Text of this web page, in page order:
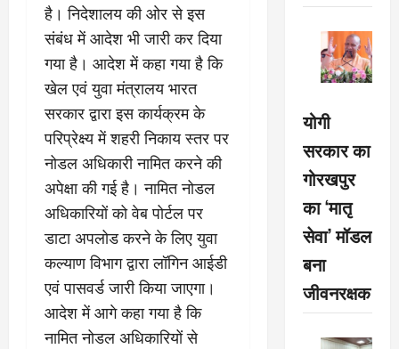
है। निदेशालय की ओर से इस
संबंध में आदेश भी जारी कर दिया
गया है। आदेश में कहा गया है कि
खेल एवं युवा मंत्रालय भारत
सरकार द्वारा इस कार्यक्रम के
परिप्रेक्ष्य में शहरी निकाय स्तर पर
नोडल अधिकारी नामित करने की
अपेक्षा की गई है। नामित नोडल
अधिकारियों को वेब पोर्टल पर
डाटा अपलोड करने के लिए युवा
कल्याण विभाग द्वारा लॉगिन आईडी
एवं पासवर्ड जारी किया जाएगा।
आदेश में आगे कहा गया है कि
नामित नोडल अधिकारियों से
योगी
सरकार का
गोरखपुर
का ‘मातृ
सेवा’ मॉडल
बना
जीवनरक्षक